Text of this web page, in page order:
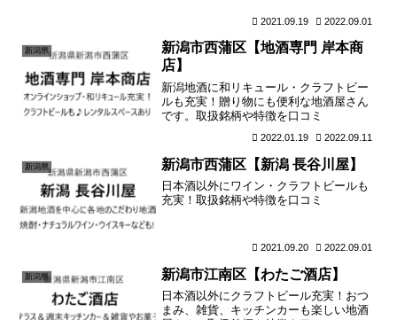
2021.09.19 2022.09.01
新潟県
新潟市西蒲区【地酒専門 岸本商
店】
新潟地酒に和リキュール・クラフトビー
ルも充実！贈り物にも便利な地酒屋さん
です。取扱銘柄や特徴を口コミ
2022.01.19 2022.09.11
新潟県 新潟市西蒲区【新潟 長谷川屋】
日本酒以外にワイン・クラフトビールも
充実！取扱銘柄や特徴を口コミ
2021.09.20 2022.09.01
新潟県 新潟市江南区【わたご酒店】
日本酒以外にクラフトビール充実！おつ
まみ、雑貨、キッチンカーも楽しい地酒